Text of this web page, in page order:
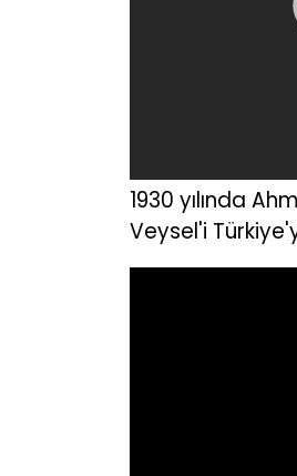
1930 yılında
Veysel'i